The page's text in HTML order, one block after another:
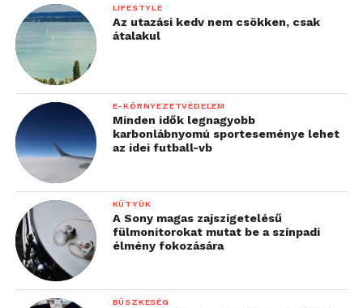
LIFESTYLE
Az utazási kedv nem csökken, csak
átalakul
E-KÖRNYEZETVÉDELEM
Minden idők legnagyobb
karbonlábnyomú sporteseménye lehet
az idei futball-vb
KÜTYÜK
A Sony magas zajszigetelésű
fülmonitorokat mutat be a színpadi
élmény fokozására
BÜSZKESÉG